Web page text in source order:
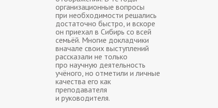
организационные вопросы
при необходимости решались
достаточно быстро, и вскоре
он приехал в Сибирь со всей
семьёй. Многие докладчики
вначале своих выступлений
рассказали не только
про научную деятельность
учёного, но отметили и личные
качества его как
преподавателя
и руководителя.